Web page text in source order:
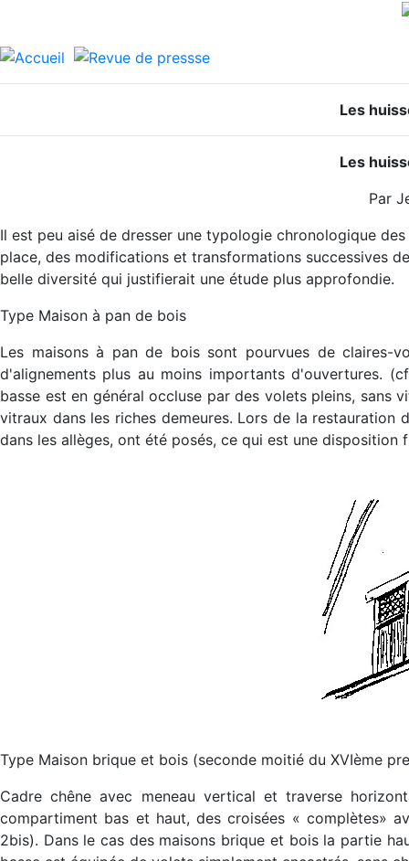
Les
Les
Par
Il est peu aisé de dresser une typologie chronologique
place, des modifications et transformations successives
belle diversité qui justifierait une étude plus approfondie.
Type Maison à pan de bois
Les maisons à pan de bois sont pourvues de claires-
d'alignements plus au moins importants d'ouvertures.
basse est en général occluse par des volets pleins, sans
vitraux dans les riches demeures. Lors de la
dans les allèges, ont été posés, ce qui est une disposition
Type Maison brique et bois (seconde moitié du XVIème
Cadre chêne avec meneau vertical et traverse
compartiment bas et haut, des croisées « complètes»
2bis). Dans le cas des maisons brique et bois la partie